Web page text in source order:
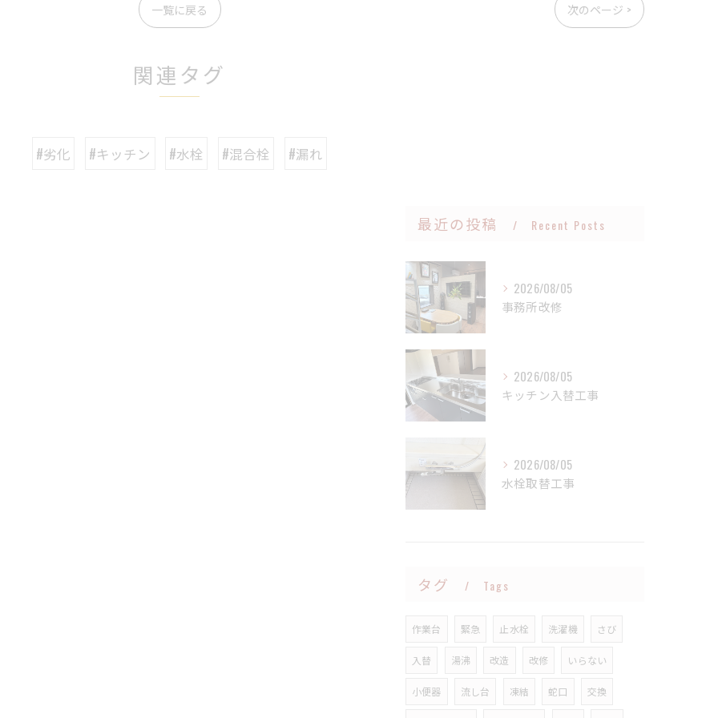
一覧に戻る 次のページ >
関連タグ
#劣化 #キッチン #水栓 #混合栓 #漏れ
最近の投稿 Recent Posts
2026/08/05
事務所改修
2026/08/05
キッチン入替工事
2026/08/05
水栓取替工事
タグ Tags
作業台 緊急 止水栓 洗濯機 さび
入替 湯沸 改造 改修 いらない
小便器 流し台 凍結 蛇口 交換